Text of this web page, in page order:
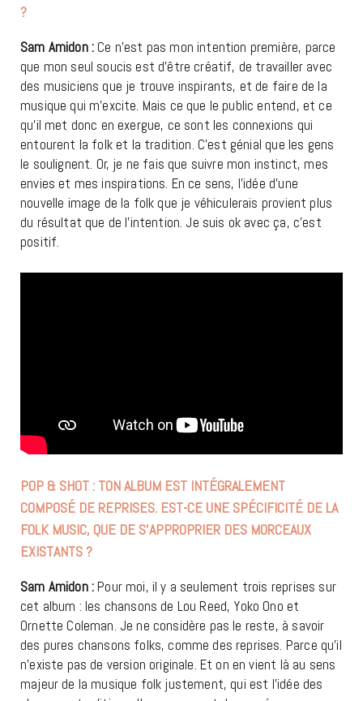
?
Sam Amidon : Ce n’est pas mon intention première, parce
que mon seul soucis est d’être créatif, de travailler avec
des musiciens que je trouve inspirants, et de faire de la
musique qui m’excite. Mais ce que le public entend, et ce
qu’il met donc en exergue, ce sont les connexions qui
entourent la folk et la tradition. C’est génial que les gens
le soulignent. Or, je ne fais que suivre mon instinct, mes
envies et mes inspirations. En ce sens, l’idée d’une
nouvelle image de la folk que je véhiculerais provient plus
du résultat que de l’intention. Je suis ok avec ça, c’est
positif.
POP & SHOT : TON ALBUM EST INTÉGRALEMENT
COMPOSÉ DE REPRISES. EST-CE UNE SPÉCIFICITÉ DE LA
FOLK MUSIC, QUE DE S’APPROPRIER DES MORCEAUX
EXISTANTS ?
Sam Amidon : Pour moi, il y a seulement trois reprises sur
cet album : les chansons de Lou Reed, Yoko Ono et
Ornette Coleman. Je ne considère pas le reste, à savoir
des pures chansons folks, comme des reprises. Parce qu’il
n’existe pas de version originale. Et on en vient là au sens
majeur de la musique folk justement, qui est l’idée des